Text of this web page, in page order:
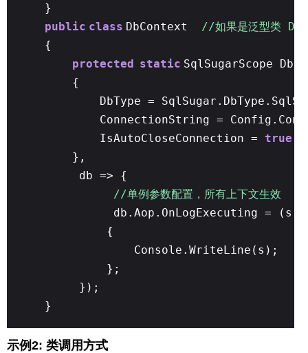
}
public class DbContext
//如果是泛型类 Db
{
protected static SqlSugarScope Db
{
DbType =
ConnectionString =
IsAutoCloseConnection = true
},
db => {
//单例参数配置，所有上下文生效
db.Aop.OnLogExecuting = (s,
{
Console.WriteLine(s);
};
});
}
示例2: 类调用方式